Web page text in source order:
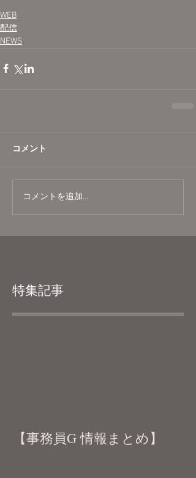
WEB
配信
NEWS
コメント
コメントを追加…
特集記事
【事務員G 情報まとめ】